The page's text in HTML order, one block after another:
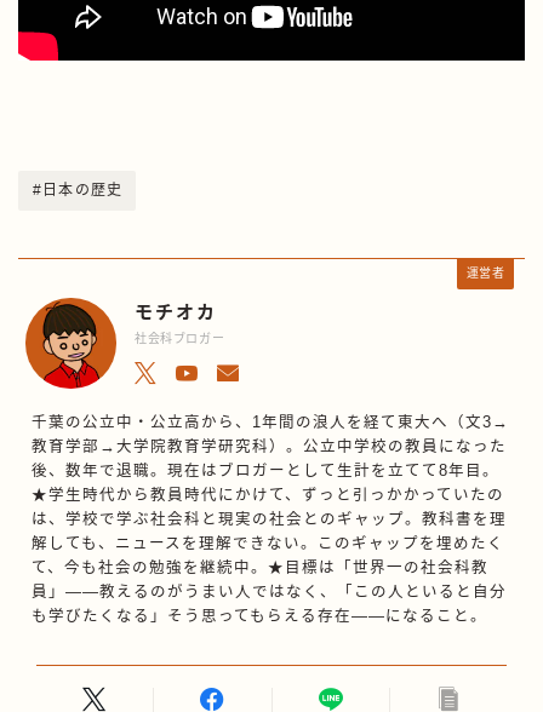
#日本の歴史
運営者
モチオカ
社会科ブロガー
千葉の公立中・公立高から、1年間の浪人を経て東大へ（文3→
教育学部→大学院教育学研究科）。公立中学校の教員になった
後、数年で退職。現在はブロガーとして生計を立てて8年目。
★学生時代から教員時代にかけて、ずっと引っかかっていたの
は、学校で学ぶ社会科と現実の社会とのギャップ。教科書を理
解しても、ニュースを理解できない。このギャップを埋めたく
て、今も社会の勉強を継続中。★目標は「世界一の社会科教
員」——教えるのがうまい人ではなく、「この人といると自分
も学びたくなる」そう思ってもらえる存在——になること。